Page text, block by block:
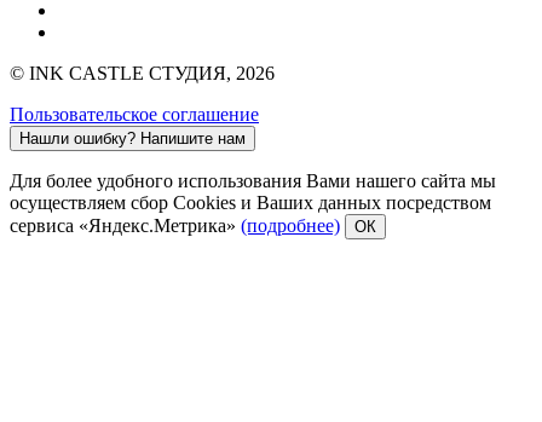
© INK CASTLE СТУДИЯ, 2026
Пользовательское соглашение
Нашли ошибку? Напишите нам
Для более удобного использования Вами нашего сайта мы
осуществляем сбор Cookies и Ваших данных посредством
сервиса «Яндекс.Метрика» (подробнее) ОК